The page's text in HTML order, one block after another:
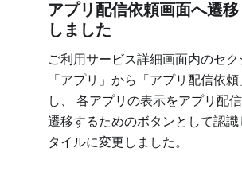
アプリ配信依頼画面へ遷移
しました
ご利用サービス詳細画面内のセ
「アプリ」から「アプリ配信依
し、 各アプリの表示をアプリ配
遷移するためのボタンとして認識
タイルに変更しました。